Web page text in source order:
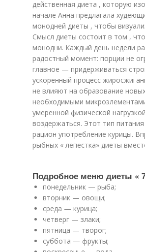
действенная диета , которую
начале Анна предлагала
монодней диеты , чтобы
Смысл диеты состоит в том ,
монодни. Каждый день недели
радостный момент: порции не
главное — придерживаться
ускоренный процесс
не влияют на образование
необходимыми
умеренной физической
воздержаться. Этот тип
рацион употребление курицы.
рыбных « лепестка» диеты
Подробное меню диеты «
понедельник — рыба;
вторник — овощи;
среда — курица;
четверг — злаки;
пятница — творог;
суббота — фрукты;